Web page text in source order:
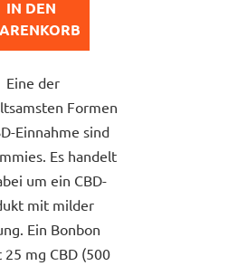
5
Sternen.
IN DEN
Eine der
Formen
Einnahme sind
Es handelt
um ein CBD-
mit milder
Ein Bonbon
mg CBD (500